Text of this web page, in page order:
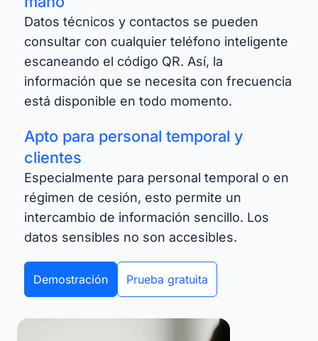
Datos técnicos y contactos se pueden
consultar con cualquier teléfono inteligente
escaneando el código QR. Así, la
información que se necesita con frecuencia
está disponible en todo momento.
Apto para personal temporal y
clientes
Especialmente para personal temporal o en
régimen de cesión, esto permite un
intercambio de información sencillo. Los
datos sensibles no son accesibles.
Demostración Prueba gratuita